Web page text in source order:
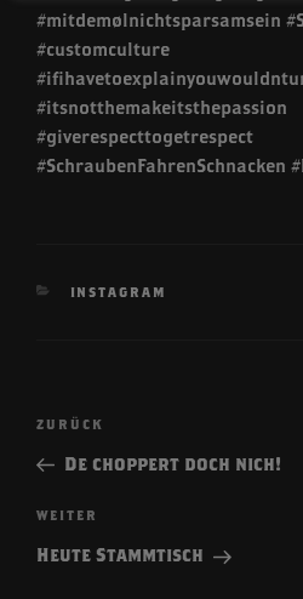
#mitdemølnichtsparsamsein
#customculture
#itsnotthemakeitsthepassion
#giverespecttogetrespect
#SchraubenFahrenSchnacken
KATEGORIEN
INSTAGRAM
Beitragsnavigation
Vorheriger
Beitrag
ZURÜCK
De choppert doch nich!
Nächster
Beitrag
WEITER
Heute Stammtisch